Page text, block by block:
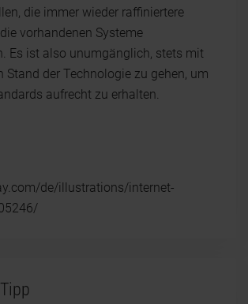
die immer wieder raffiniertere
vorhandenen Systeme
Es ist also unumgänglich, stets mit
Stand der Technologie zu gehen, um
aufrecht zu erhalten.
de/illustrations/internet-